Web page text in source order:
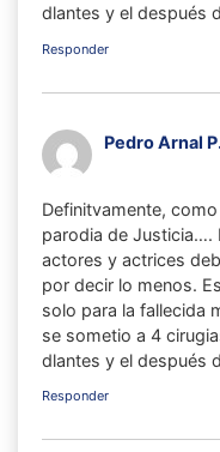
dlantes y el después
Responder
Pedro Arnal
Definitvamente,
parodia de Justicia….
actores y actrices
por decir lo menos.
solo para la fallecida
se sometio a 4
dlantes y el después
Responder